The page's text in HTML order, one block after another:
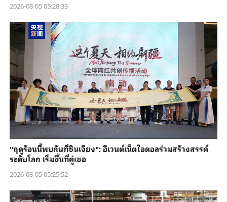
2026-08-05 05:28:33
"ฤดูร้อนนี้พบกันที่ซินเจียง": อีเวนต์เน็ตไอดอลร่วมสร้างสรรค์
ระดับโลก เริ่มขึ้นที่คู่เชอ
2026-08-05 05:25:52